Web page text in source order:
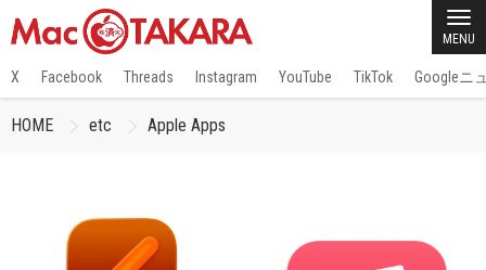
MENU
X Facebook Threads Instagram YouTube TikTok Googleニ
HOME etc Apple Apps